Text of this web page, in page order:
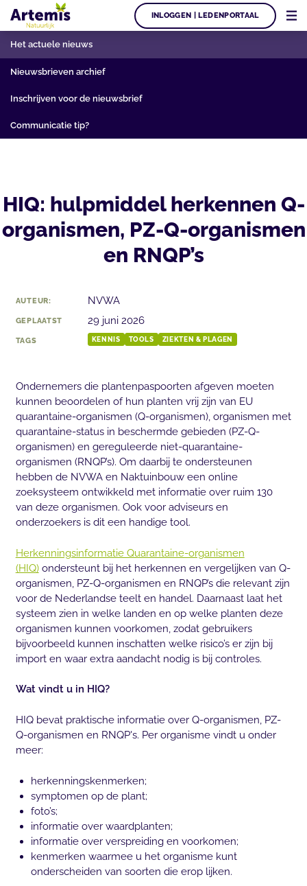
INLOGGEN | LEDENPORTAAL
Het actuele nieuws
Nieuwsbrieven archief
Inschrijven voor de nieuwsbrief
Communicatie tip?
HIQ: hulpmiddel herkennen Q-
organismen, PZ-Q-organismen
en RNQP’s
AUTEUR: NVWA
GEPLAATST 29 juni 2026
TAGS KENNIS TOOLS ZIEKTEN & PLAGEN
Ondernemers die plantenpaspoorten afgeven moeten
kunnen beoordelen of hun planten vrij zijn van EU
quarantaine-organismen (Q-organismen), organismen met
quarantaine-status in beschermde gebieden (PZ-Q-
organismen) en gereguleerde niet-quarantaine-
organismen (RNQP’s). Om daarbij te ondersteunen
hebben de NVWA en Naktuinbouw een online
zoeksysteem ontwikkeld met informatie over ruim 130
van deze organismen. Ook voor adviseurs en
onderzoekers is dit een handige tool.
Herkenningsinformatie Quarantaine-organismen
(HIQ)ondersteunt bij het herkennen en vergelijken van Q-
organismen, PZ-Q-organismen en RNQP’s die relevant zijn
voor de Nederlandse teelt en handel. Daarnaast laat het
systeem zien in welke landen en op welke planten deze
organismen kunnen voorkomen, zodat gebruikers
bijvoorbeeld kunnen inschatten welke risico’s er zijn bij
import en waar extra aandacht nodig is bij controles.
Wat vindt u in HIQ?
HIQ bevat praktische informatie over Q-organismen, PZ-
Q-organismen en RNQP's. Per organisme vindt u onder
meer:
herkenningskenmerken;
symptomen op de plant;
foto’s;
informatie over waardplanten;
informatie over verspreiding en voorkomen;
kenmerken waarmee u het organisme kunt
onderscheiden van soorten die erop lijken.